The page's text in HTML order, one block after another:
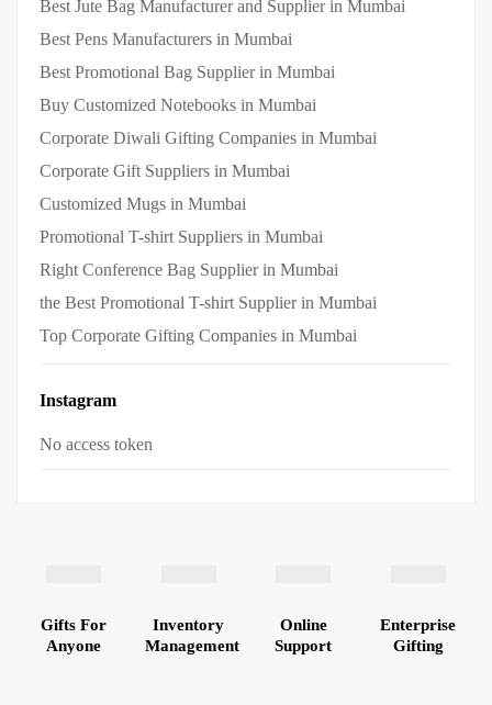
Best Jute Bag Manufacturer and Supplier in Mumbai
Best Pens Manufacturers in Mumbai
Best Promotional Bag Supplier in Mumbai
Buy Customized Notebooks in Mumbai
Corporate Diwali Gifting Companies in Mumbai
Corporate Gift Suppliers in Mumbai
Customized Mugs in Mumbai
Promotional T-shirt Suppliers in Mumbai
Right Conference Bag Supplier in Mumbai
the Best Promotional T-shirt Supplier in Mumbai
Top Corporate Gifting Companies in Mumbai
Instagram
No access token
Gifts For
Anyone
Inventory
Management
Online
Support
Enterprise
Gifting